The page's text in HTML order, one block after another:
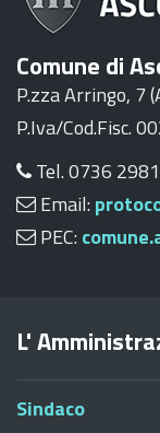
Comune di
P.zza Arringo, 7
P.Iva/Cod.Fisc.
Tel. 0736 2981
Email:
PEC:
L'
Sindaco